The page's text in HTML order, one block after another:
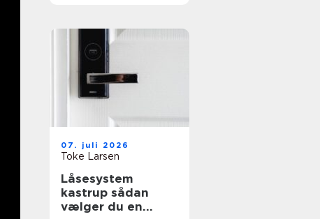
07. juli 2026
Toke Larsen
Låsesystem
kastrup sådan
vælger du en